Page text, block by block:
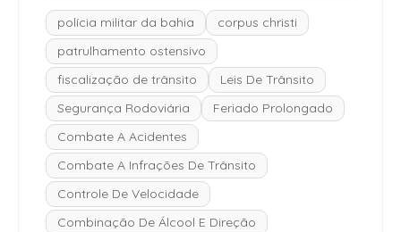
polícia militar da bahia
corpus christi
patrulhamento ostensivo
fiscalização de trânsito
Leis De Trânsito
Segurança Rodoviária
Feriado Prolongado
Combate A Acidentes
Combate A Infrações De Trânsito
Controle De Velocidade
Combinação De Álcool E Direção